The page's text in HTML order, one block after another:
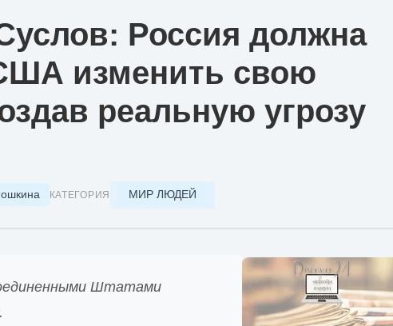
Россия должна
изменить свою
реальную угрозу
КАТЕГОРИЯ МИР ЛЮДЕЙ
Штатами